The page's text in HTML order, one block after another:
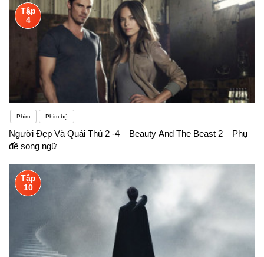
Tập
4
Phim Phim bộ
Người Đẹp Và Quái Thú 2 -4 – Beauty And The Beast 2 – Phụ
đề song ngữ
Tập
10